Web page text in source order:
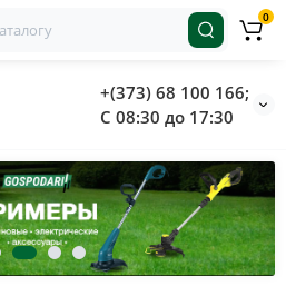
+(373) 68 100 166;
С 08:30 до 17:30
0